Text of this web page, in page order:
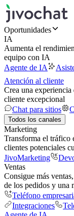
Oportunidades
IA
Aumenta el
equipo con IA
Agente de IA
Atención al cliente
Crea una experiencia
cliente excepcional
Chat para sitios
Todos los canales
Marketing
Transforma el tráfico
clientes potenciales
JivoMarketing
Ventas
Consigue más
de los pedidos y una
Teléfono
Integraciones